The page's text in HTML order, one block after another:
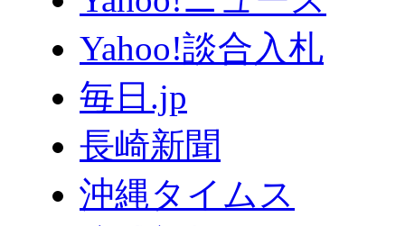
Yahoo!談合入札
毎日.jp
長崎新聞
沖縄タイムス